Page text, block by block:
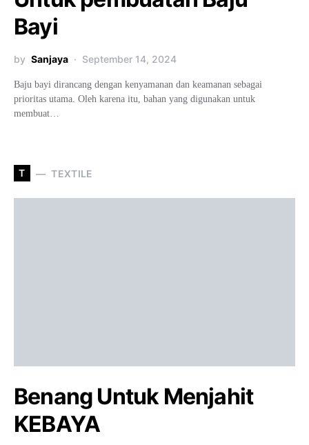
Bayi
by Sanjaya September 14, 2024
Baju bayi dirancang dengan kenyamanan dan keamanan sebagai
prioritas utama. Oleh karena itu, bahan yang digunakan untuk
membuat…
T TEXTILE
Benang Untuk Menjahit
KEBAYA